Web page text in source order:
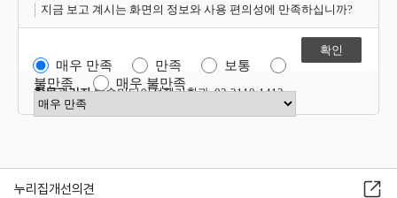
지금 보고 계시는 화면의 정보와 사용 편의성에 만족하십니까?
매우 만족 만족
보통
불만족
매우 불만족
만족도 점수 선택
항목관리자방송미디어정책기획과 02-2110-1412
누리집개선의견